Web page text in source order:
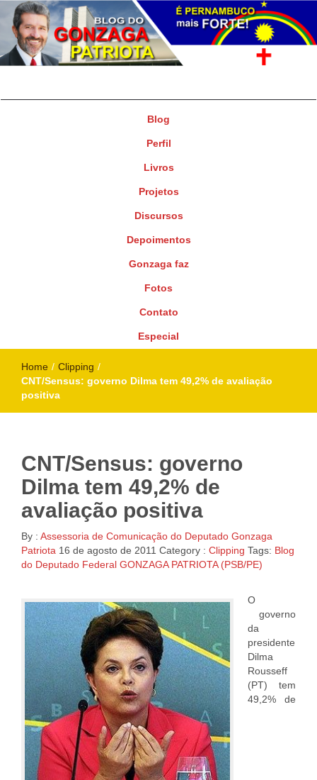
Blog
Perfil
Livros
Projetos
Discursos
Depoimentos
Gonzaga faz
Fotos
Contato
Especial
Home / Clipping /
CNT/Sensus: governo Dilma tem 49,2% de avaliação
positiva
CNT/Sensus: governo
Dilma tem 49,2% de
avaliação positiva
By : Assessoria de Comunicação do Deputado Gonzaga
Patriota 16 de agosto de 2011 Category : Clipping Tags: Blog
do Deputado Federal GONZAGA PATRIOTA (PSB/PE)
O
governo
da
presidente
Dilma
Rousseff
(PT) tem
49,2% de